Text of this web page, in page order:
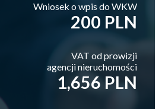
Wniosek o wpis do WKW
200 PLN
VAT od prowizji
agencji nieruchomości
1,656 PLN